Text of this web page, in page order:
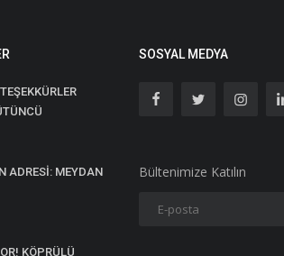
ADRESİ: MEYDAN
KÖPRÜLÜ
SOSYAL MEDYA
Bültenimize Katılın